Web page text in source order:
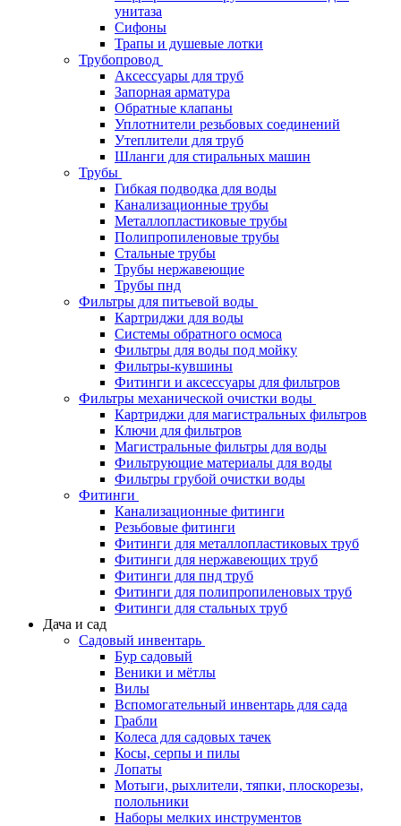
унитаза
Сифоны
Трапы и душевые лотки
Трубопровод
Аксессуары для труб
Запорная арматура
Обратные клапаны
Уплотнители резьбовых соединений
Утеплители для труб
Шланги для стиральных машин
Трубы
Гибкая подводка для воды
Канализационные трубы
Металлопластиковые трубы
Полипропиленовые трубы
Стальные трубы
Трубы нержавеющие
Трубы пнд
Фильтры для питьевой воды
Картриджи для воды
Системы обратного осмоса
Фильтры для воды под мойку
Фильтры-кувшины
Фитинги и аксессуары для фильтров
Фильтры механической очистки воды
Картриджи для магистральных фильтров
Ключи для фильтров
Магистральные фильтры для воды
Фильтрующие материалы для воды
Фильтры грубой очистки воды
Фитинги
Канализационные фитинги
Резьбовые фитинги
Фитинги для металлопластиковых труб
Фитинги для нержавеющих труб
Фитинги для пнд труб
Фитинги для полипропиленовых труб
Фитинги для стальных труб
Дача и сад
Садовый инвентарь
Бур садовый
Веники и мётлы
Вилы
Вспомогательный инвентарь для сада
Грабли
Колеса для садовых тачек
Косы, серпы и пилы
Лопаты
Мотыги, рыхлители, тяпки, плоскорезы,
полольники
Наборы мелких инструментов